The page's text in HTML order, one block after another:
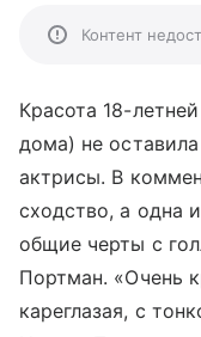
Контент
Красота 18-
дома) не
актрисы. В
сходство, а одна
общие черты с
Портман. «Очень
кареглазая, с